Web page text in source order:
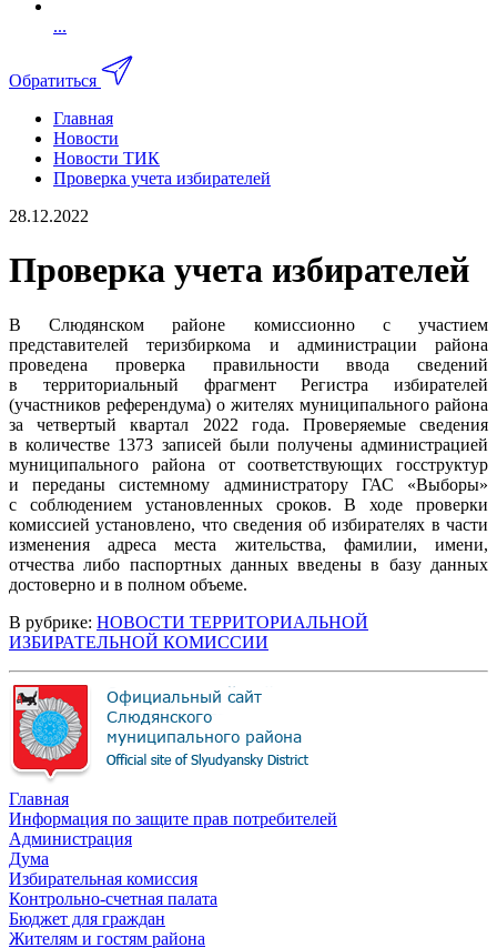
...
Обратиться
Главная
Новости
Новости ТИК
Проверка учета избирателей
28.12.2022
Проверка учета избирателей
В Слюдянском районе комиссионно с участием
представителей теризбиркома и администрации района
проведена проверка правильности ввода сведений
в территориальный фрагмент Регистра избирателей
(участников референдума) о жителях муниципального района
за четвертый квартал 2022 года. Проверяемые сведения
в количестве 1373 записей были получены администрацией
муниципального района от соответствующих госструктур
и переданы системному администратору ГАС «Выборы»
с соблюдением установленных сроков. В ходе проверки
комиссией установлено, что сведения об избирателях в части
изменения адреса места жительства, фамилии, имени,
отчества либо паспортных данных введены в базу данных
достоверно и в полном объеме.
В рубрике: НОВОСТИ ТЕРРИТОРИАЛЬНОЙ
ИЗБИРАТЕЛЬНОЙ КОМИССИИ
Главная
Информация по защите прав потребителей
Администрация
Дума
Избирательная комиссия
Контрольно-счетная палата
Бюджет для граждан
Жителям и гостям района